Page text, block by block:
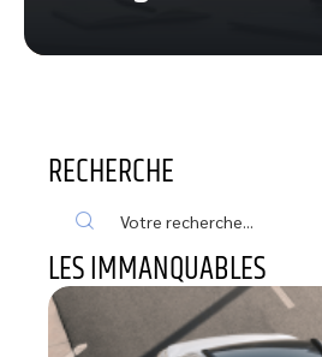
RECHERCHE
LES IMMANQUABLES